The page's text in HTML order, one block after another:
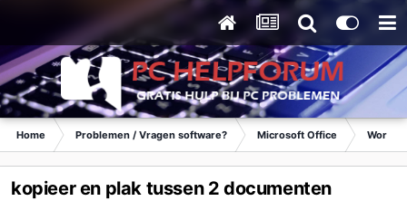
Home Problemen / Vragen software? Microsoft Office Word
kopieer en plak tussen 2 documenten